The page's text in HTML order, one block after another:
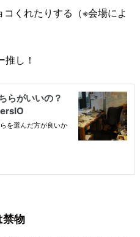
くれたりする（※会場によ
し！
禁物